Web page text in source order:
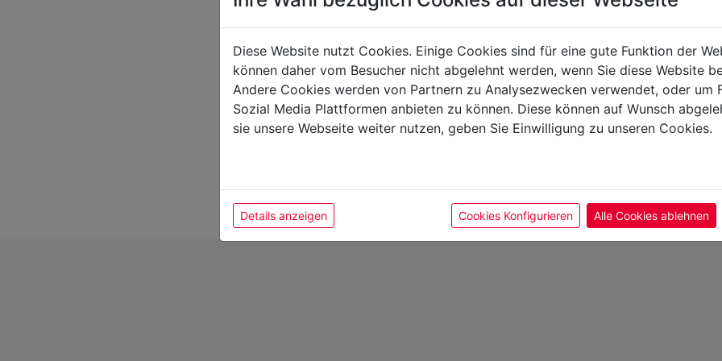
Zutaten Wasser,
Apfelsaftkonzentrat,
Chili, Knoblach,
Allgemein
EAN-Nr - 9180013460112
Diese Website nutzt Cookies. Einige Cookies sind für eine gute Funktion der
können daher vom Besucher nicht abgelehnt werden, wenn Sie diese Website
Andere Cookies werden von Partnern zu Analysezwecken verwendet, oder um
Sozial Media Plattformen anbieten zu können. Diese können auf Wunsch
sie unsere Webseite weiter nutzen, geben Sie Einwilligung zu unseren Cookies.
Details anzeigen Cookies Konfigurieren Alle Cookies ablehnen